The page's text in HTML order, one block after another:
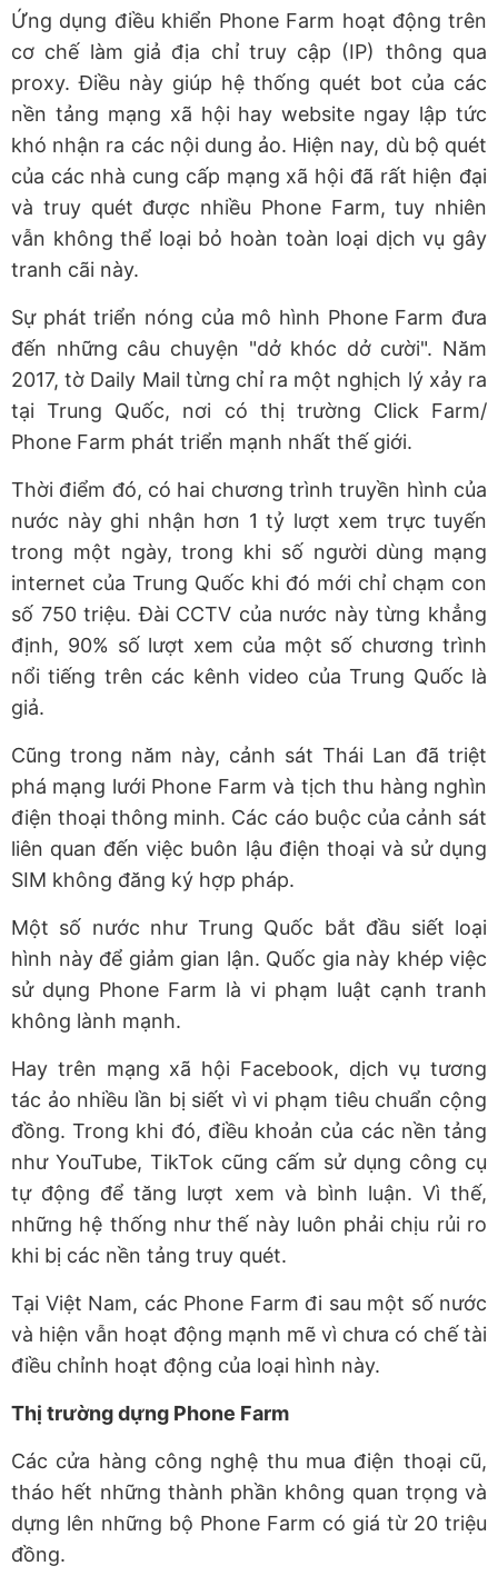
Ứng dụng điều khiển Phone Farm hoạt động trên
cơ chế làm giả địa chỉ truy cập (IP) thông qua
proxy. Điều này giúp hệ thống quét bot của các
nền tảng mạng xã hội hay website ngay lập tức
khó nhận ra các nội dung ảo. Hiện nay, dù bộ quét
của các nhà cung cấp mạng xã hội đã rất hiện đại
và truy quét được nhiều Phone Farm, tuy nhiên
vẫn không thể loại bỏ hoàn toàn loại dịch vụ gây
tranh cãi này.
Sự phát triển nóng của mô hình Phone Farm đưa
đến những câu chuyện "dở khóc dở cười". Năm
2017, tờ Daily Mail từng chỉ ra một nghịch lý xảy ra
tại Trung Quốc, nơi có thị trường Click Farm/
Phone Farm phát triển mạnh nhất thế giới.
Thời điểm đó, có hai chương trình truyền hình của
nước này ghi nhận hơn 1 tỷ lượt xem trực tuyến
trong một ngày, trong khi số người dùng mạng
internet của Trung Quốc khi đó mới chỉ chạm con
số 750 triệu. Đài CCTV của nước này từng khẳng
định, 90% số lượt xem của một số chương trình
nổi tiếng trên các kênh video của Trung Quốc là
giả.
Cũng trong năm này, cảnh sát Thái Lan đã triệt
phá mạng lưới Phone Farm và tịch thu hàng nghìn
điện thoại thông minh. Các cáo buộc của cảnh sát
liên quan đến việc buôn lậu điện thoại và sử dụng
SIM không đăng ký hợp pháp.
Một số nước như Trung Quốc bắt đầu siết loại
hình này để giảm gian lận. Quốc gia này khép việc
sử dụng Phone Farm là vi phạm luật cạnh tranh
không lành mạnh.
Hay trên mạng xã hội Facebook, dịch vụ tương
tác ảo nhiều lần bị siết vì vi phạm tiêu chuẩn cộng
đồng. Trong khi đó, điều khoản của các nền tảng
như YouTube, TikTok cũng cấm sử dụng công cụ
tự động để tăng lượt xem và bình luận. Vì thế,
những hệ thống như thế này luôn phải chịu rủi ro
khi bị các nền tảng truy quét.
Tại Việt Nam, các Phone Farm đi sau một số nước
và hiện vẫn hoạt động mạnh mẽ vì chưa có chế tài
điều chỉnh hoạt động của loại hình này.
Thị trường dựng Phone Farm
Các cửa hàng công nghệ thu mua điện thoại cũ,
tháo hết những thành phần không quan trọng và
dựng lên những bộ Phone Farm có giá từ 20 triệu
đồng.